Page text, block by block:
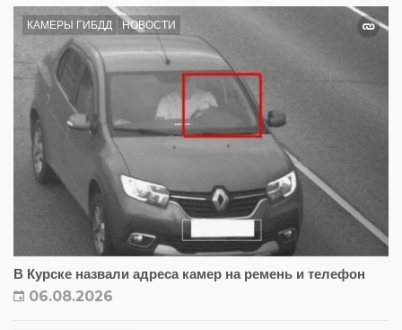
КАМЕРЫ ГИБДД НОВОСТИ
В Курске назвали адреса камер на ремень и телефон
06.08.2026